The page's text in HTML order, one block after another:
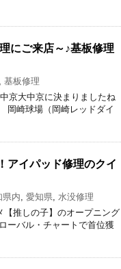
にご来店～♪基板修理
, 基板修理
京大中京に決まりましたね
岡崎球場（岡崎レッドダイ
アイパッド修理のクイ
内, 愛知県, 水没修理
推しの子】のオープニング
ーバル・チャートで首位獲